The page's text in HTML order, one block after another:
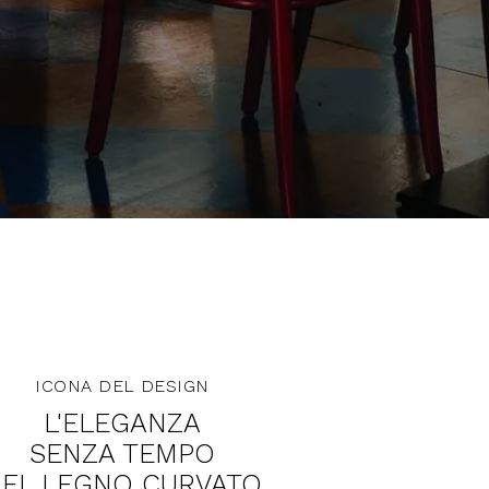
ICONA DEL DESIGN
L'ELEGANZA
SENZA TEMPO